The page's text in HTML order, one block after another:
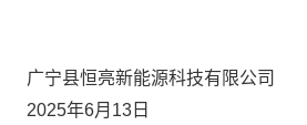
广宁县恒亮新能源科技有限公司
2025年6月13日